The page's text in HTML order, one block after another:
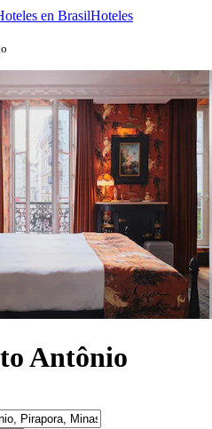
en BrasilHoteles
Antônio